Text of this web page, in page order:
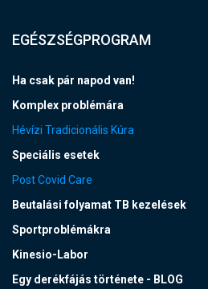
EGÉSZSÉGPROGRAM
Ha csak pár napod van!
Komplex problémára
Hévízi Tradicionális Kúra
Speciális esetek
Post Covid Care
Beutalási folyamat TB kezelések
Sportproblémákra
Kinesio-Labor
Egy derékfájás története - BLOG